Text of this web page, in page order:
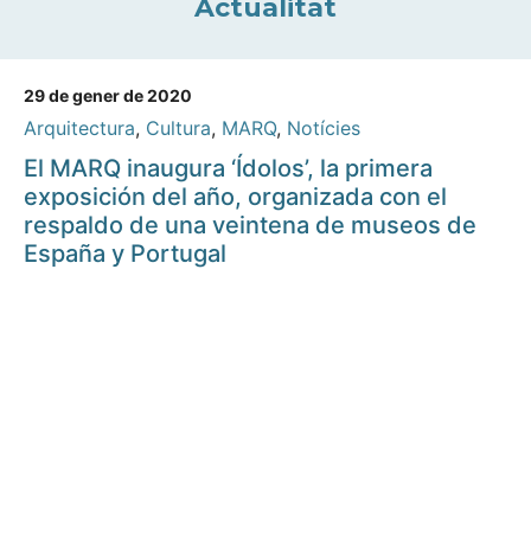
Actualitat
29 de gener de 2020
Arquitectura, Cultura, MARQ, Notícies
El MARQ inaugura ‘Ídolos’, la primera
exposición del año, organizada con el
respaldo de una veintena de museos de
España y Portugal